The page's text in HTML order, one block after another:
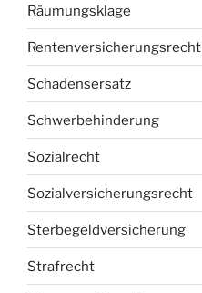
Räumungsklage
Rentenversicherungsrecht
Schadensersatz
Schwerbehinderung
Sozialrecht
Sozialversicherungsrecht
Sterbegeldversicherung
Strafrecht